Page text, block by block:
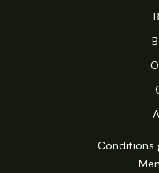
Conditions